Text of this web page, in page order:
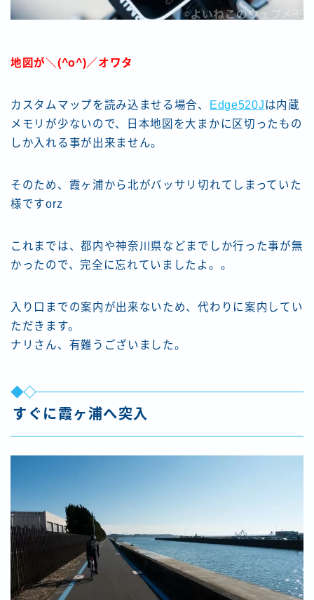
地図が＼(^o^)／オワタ
カスタムマップを読み込ませる場合、 Edge520Jは内蔵
メモリが少ないので、日本地図を大まかに区切ったもの
しか入れる事が出来ません。
そのため、霞ヶ浦から北がバッサリ切れてしまっていた
様ですorz
これまでは、都内や神奈川県などまでしか行った事が無
かったので、完全に忘れていましたよ。。
入り口までの案内が出来ないため、代わりに案内してい
ただきます。
ナリさん、有難うございました。
すぐに霞ヶ浦へ突入